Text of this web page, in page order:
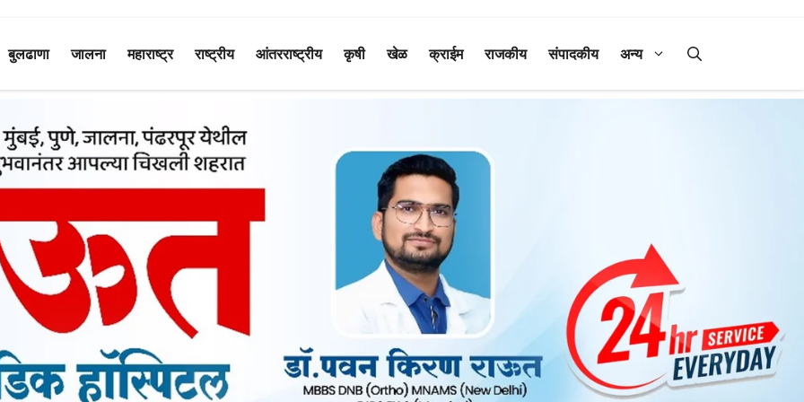
बुलढाणा जालना महाराष्ट्र राष्ट्रीय आंतरराष्ट्रीय कृषी खेळ क्राईम राजकीय संपादकीय अन्य